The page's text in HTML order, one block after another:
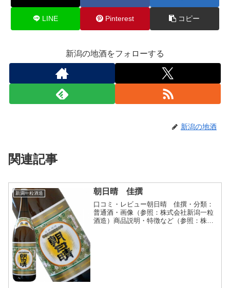
LINE Pinterest コピー
新潟の地酒をフォローする
新潟の地酒
関連記事
新潟一粒酒造 朝日晴 佳撰
口コミ・レビュー朝日晴 佳撰・分類：
普通酒・画像（参照：株式会社新潟一粒
酒造）商品説明・特徴など（参照：株式